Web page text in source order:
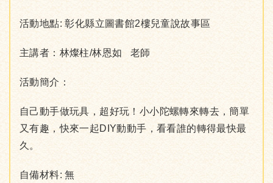
活動地點: 彰化縣立圖書館2樓兒童說故事區
主講者：林燦柱/林恩如 老師
活動簡介：
自己動手做玩具，超好玩！小小陀螺轉來轉去，簡單
又有趣，快來一起DIY動動手，看看誰的轉得最快最
久。
自備材料: 無